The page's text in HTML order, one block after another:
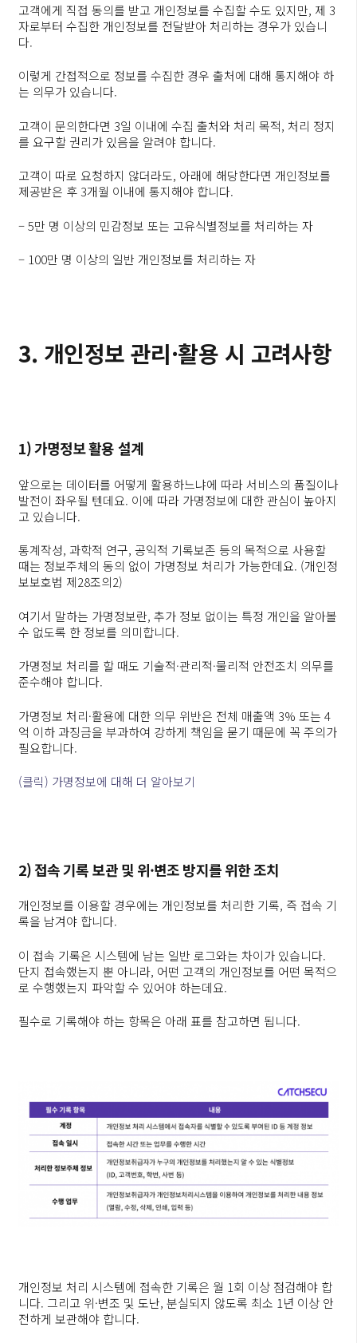
고객에게 직접 동의를 받고 개인정보를 수집할 수도 있지만, 제 3
자로부터 수집한 개인정보를 전달받아 처리하는 경우가 있습니
다.
이렇게 간접적으로 정보를 수집한 경우 출처에 대해 통지해야 하
는 의무가 있습니다.
고객이 문의한다면 3일 이내에 수집 출처와 처리 목적, 처리 정지
를 요구할 권리가 있음을 알려야 합니다.
고객이 따로 요청하지 않더라도, 아래에 해당한다면 개인정보를
제공받은 후 3개월 이내에 통지해야 합니다.
– 5만 명 이상의 민감정보 또는 고유식별정보를 처리하는 자
– 100만 명 이상의 일반 개인정보를 처리하는 자
3. 개인정보 관리·활용 시 고려사항
1) 가명정보 활용 설계
앞으로는 데이터를 어떻게 활용하느냐에 따라 서비스의 품질이나
발전이 좌우될 텐데요. 이에 따라 가명정보에 대한 관심이 높아지
고 있습니다.
통계작성, 과학적 연구, 공익적 기록보존 등의 목적으로 사용할
때는 정보주체의 동의 없이 가명정보 처리가 가능한데요. (개인정
보보호법 제28조의2)
여기서 말하는 가명정보란, 추가 정보 없이는 특정 개인을 알아볼
수 없도록 한 정보를 의미합니다.
가명정보 처리를 할 때도 기술적·관리적·물리적 안전조치 의무를
준수해야 합니다.
가명정보 처리·활용에 대한 의무 위반은 전체 매출액 3% 또는 4
억 이하 과징금을 부과하여 강하게 책임을 묻기 때문에 꼭 주의가
필요합니다.
(클릭) 가명정보에 대해 더 알아보기
2) 접속 기록 보관 및 위·변조 방지를 위한 조치
개인정보를 이용할 경우에는 개인정보를 처리한 기록, 즉 접속 기
록을 남겨야 합니다.
이 접속 기록은 시스템에 남는 일반 로그와는 차이가 있습니다.
단지 접속했는지 뿐 아니라, 어떤 고객의 개인정보를 어떤 목적으
로 수행했는지 파악할 수 있어야 하는데요.
필수로 기록해야 하는 항목은 아래 표를 참고하면 됩니다.
개인정보 처리 시스템에 접속한 기록은 월 1회 이상 점검해야 합
니다. 그리고 위·변조 및 도난, 분실되지 않도록 최소 1년 이상 안
전하게 보관해야 합니다.